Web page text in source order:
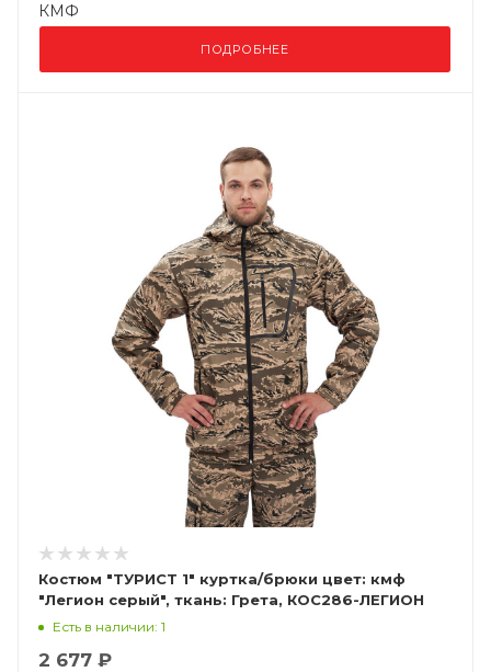
КМФ
ПОДРОБНЕЕ
Костюм "ТУРИСТ 1" куртка/брюки цвет: кмф
"Легион серый", ткань: Грета, КОС286-ЛЕГИОН
СЕРЫЙ
Есть в наличии: 1
2 677 ₽